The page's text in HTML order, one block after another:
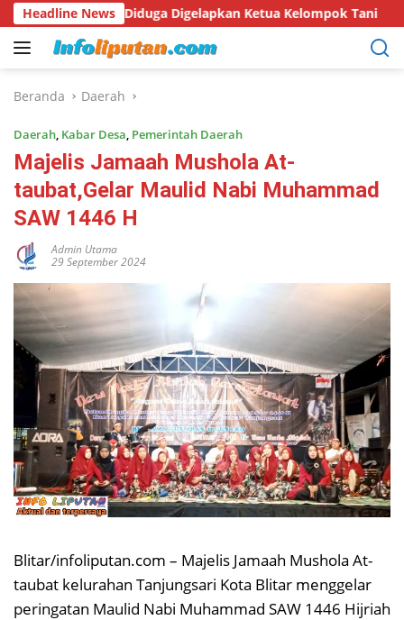
Langsung
ke
konten
Headline News
Diduga Digelapkan Ketua Kelompok Tani Hari Hutan
Beranda Daerah
Daerah, Kabar Desa, Pemerintah Daerah
Majelis Jamaah Mushola At-
taubat,Gelar Maulid Nabi Muhammad
SAW 1446 H
Admin Utama
29 September 2024
Blitar/infoliputan.com – Majelis Jamaah Mushola At-
taubat kelurahan Tanjungsari Kota Blitar menggelar
peringatan Maulid Nabi Muhammad SAW 1446 Hijriah